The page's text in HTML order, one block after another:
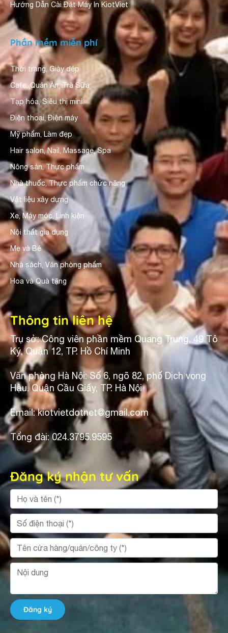
Hướng Dẫn Cài Đặt Máy In KiotViet
Phần mềm miễn phí
Thời trang, Giày dép
Cafe, Quán Ăn, Trà Sữa
Tạp hóa, Siêu thị mini
Điện thoại, Điện máy
Mỹ phẩm, Làm đẹp
Hair salon, Nail, Massage, Spa
Nông sản, Thực phẩm
Nhà thuốc, Thực phẩm chức năng
Vật liệu xây dựng
Xe, Máy móc, Linh kiện
Nội thất gia dụng
Mẹ và Bé
Nhà sách, Văn phòng phẩm
Hoa và Quà tặng
Thông tin liên hệ
Trụ sở: Công viên phần mềm Quang Trung, 49 Tô
Ký, Quận 12, TP. Hồ Chí Minh
Văn phòng Hà Nội: Số 6, ngõ 82, phố Dịch vọng
Hậu, Quận Cầu Giấy, TP. Hà Nội
Email: kiotvietdotnet@gmail.com
Tổng đài: 024.3795.9595
Đăng ký nhận tư vấn
Đăng ký